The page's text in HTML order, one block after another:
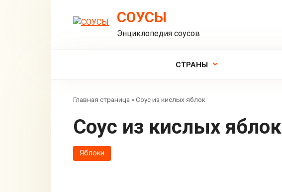
СОУСЫ
Энциклопедия соусов
СТРАНЫ
Главная страница »Соус из кислых яблок
Соус из кислых яблок
Яблоки